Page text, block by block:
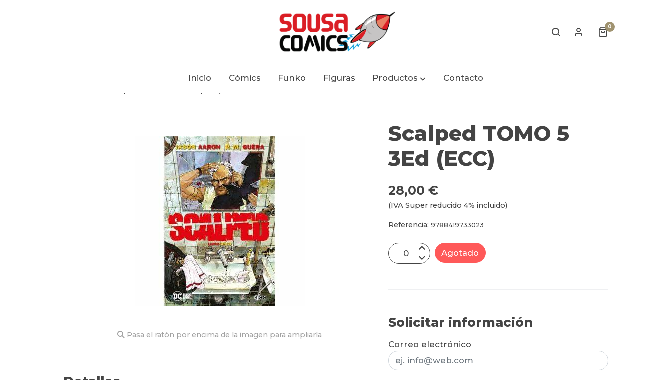
0
Inicio Cómics Funko Figuras Productos
Contacto
Pasa el ratón por encima de la imagen para ampliarla
Scalped TOMO 5
3Ed (ECC)
28,00 €
(IVA Super reducido 4% incluido)
Referencia:9788419733023
Agotado
Solicitar información
Correo electrónico